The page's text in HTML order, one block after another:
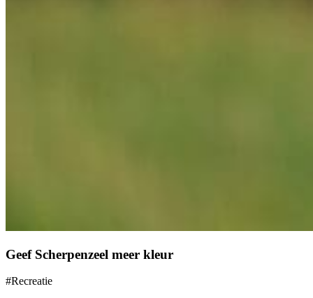
Geef Scherpenzeel meer kleur
#Recreatie